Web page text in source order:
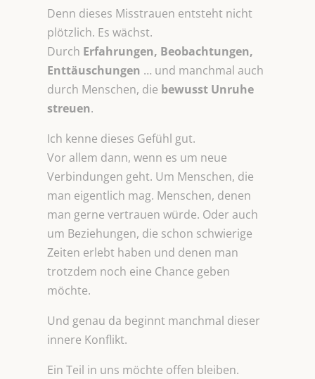
Denn dieses Misstrauen entsteht nicht
plötzlich. Es wächst.
Durch Erfahrungen, Beobachtungen,
Enttäuschungen … und manchmal auch
durch Menschen, die bewusst Unruhe
streuen.
Ich kenne dieses Gefühl gut.
Vor allem dann, wenn es um neue
Verbindungen geht. Um Menschen, die
man eigentlich mag. Menschen, denen
man gerne vertrauen würde. Oder auch
um Beziehungen, die schon schwierige
Zeiten erlebt haben und denen man
trotzdem noch eine Chance geben
möchte.
Und genau da beginnt manchmal dieser
innere Konflikt.
Ein Teil in uns möchte offen bleiben.